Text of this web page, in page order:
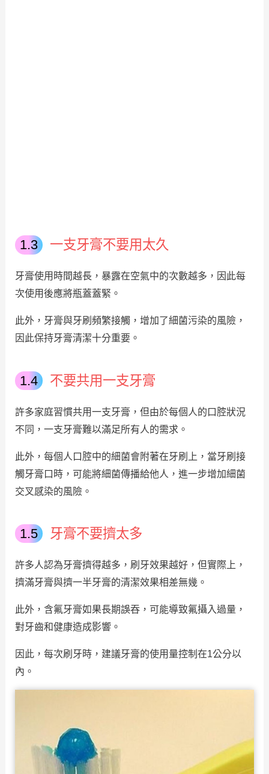
一支牙膏不要用太久
牙膏使用時間越長，暴露在空氣中的次數越多，因此每
次使用後應將瓶蓋蓋緊。
此外，牙膏與牙刷頻繁接觸，增加了細菌污染的風險，
因此保持牙膏清潔十分重要。
不要共用一支牙膏
許多家庭習慣共用一支牙膏，但由於每個人的口腔狀況
不同，一支牙膏難以滿足所有人的需求。
此外，每個人口腔中的細菌會附著在牙刷上，當牙刷接
觸牙膏口時，可能將細菌傳播給他人，進一步增加細菌
交叉感染的風險。
牙膏不要擠太多
許多人認為牙膏擠得越多，刷牙效果越好，但實際上，
擠滿牙膏與擠一半牙膏的清潔效果相差無幾。
此外，含氟牙膏如果長期誤吞，可能導致氟攝入過量，
對牙齒和健康造成影響。
因此，每次刷牙時，建議牙膏的使用量控制在1公分以
內。